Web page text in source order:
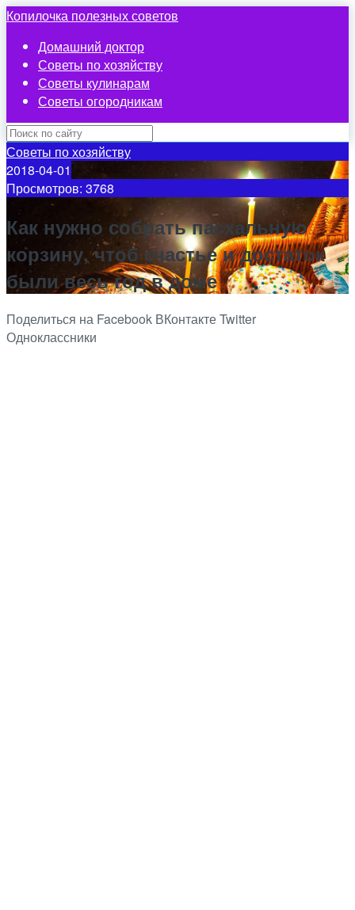
Копилочка полезных советов
Домашний доктор
Советы по хозяйству
Советы кулинарам
Советы огородникам
Советы по хозяйству
2018-04-01
Просмотров: 3768
Как нужно собрать пасхальную
корзину, чтоб счастье и достаток
были весь год в доме
Поделиться на Facebook ВКонтактеTwitter
Одноклассники